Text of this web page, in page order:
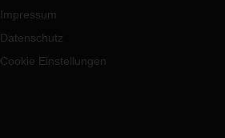
Impressum
Datenschutz
Cookie Einstellungen